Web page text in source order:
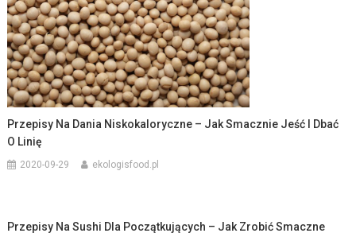
Przepisy Na Dania Niskokaloryczne – Jak Smacznie Jeść I Dbać
O Linię
2020-09-29 ekologisfood.pl
Przepisy Na Sushi Dla Początkujących – Jak Zrobić Smaczne